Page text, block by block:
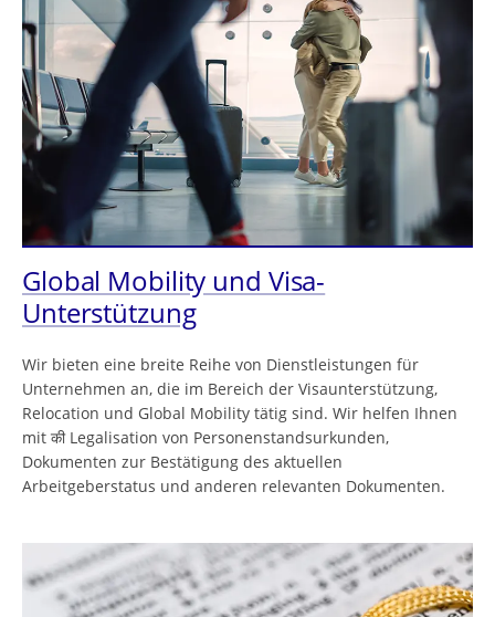
Global Mobility und Visa-
Unterstützung
Wir bieten eine breite Reihe von Dienstleistungen für
Unternehmen an, die im Bereich der Visaunterstützung,
Relocation und Global Mobility tätig sind. Wir helfen Ihnen
mit की Legalisation von Personenstandsurkunden,
Dokumenten zur Bestätigung des aktuellen
Arbeitgeberstatus und anderen relevanten Dokumenten.